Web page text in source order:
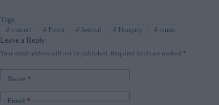
Tags
#concert #Event # festival # Hungary # music
Leave a Reply
Your email address will not be published. Required fields are marked *
Name*
Email*